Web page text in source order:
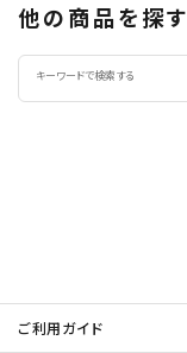
他の商品を探す
ご利用ガイド